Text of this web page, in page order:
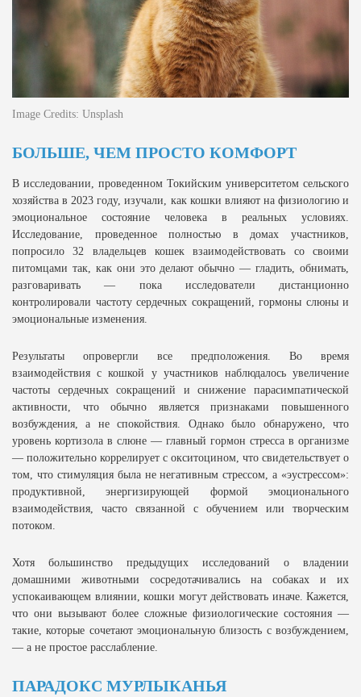
Image Credits: Unsplash
БОЛЬШЕ, ЧЕМ ПРОСТО КОМФОРТ
В исследовании, проведенном Токийским университетом сельского
хозяйства в 2023 году, изучали, как кошки влияют на физиологию и
эмоциональное состояние человека в реальных условиях.
Исследование, проведенное полностью в домах участников,
попросило 32 владельцев кошек взаимодействовать со своими
питомцами так, как они это делают обычно — гладить, обнимать,
разговаривать — пока исследователи дистанционно
контролировали частоту сердечных сокращений, гормоны слюны и
эмоциональные изменения.
Результаты опровергли все предположения. Во время
взаимодействия с кошкой у участников наблюдалось увеличение
частоты сердечных сокращений и снижение парасимпатической
активности, что обычно является признаками повышенного
возбуждения, а не спокойствия. Однако было обнаружено, что
уровень кортизола в слюне — главный гормон стресса в организме
— положительно коррелирует с окситоцином, что свидетельствует о
том, что стимуляция была не негативным стрессом, а «эустрессом»:
продуктивной, энергизирующей формой эмоционального
взаимодействия, часто связанной с обучением или творческим
потоком.
Хотя большинство предыдущих исследований о владении
домашними животными сосредотачивались на собаках и их
успокаивающем влиянии, кошки могут действовать иначе. Кажется,
что они вызывают более сложные физиологические состояния —
такие, которые сочетают эмоциональную близость с возбуждением,
— а не простое расслабление.
ПАРАДОКС МУРЛЫКАНЬЯ